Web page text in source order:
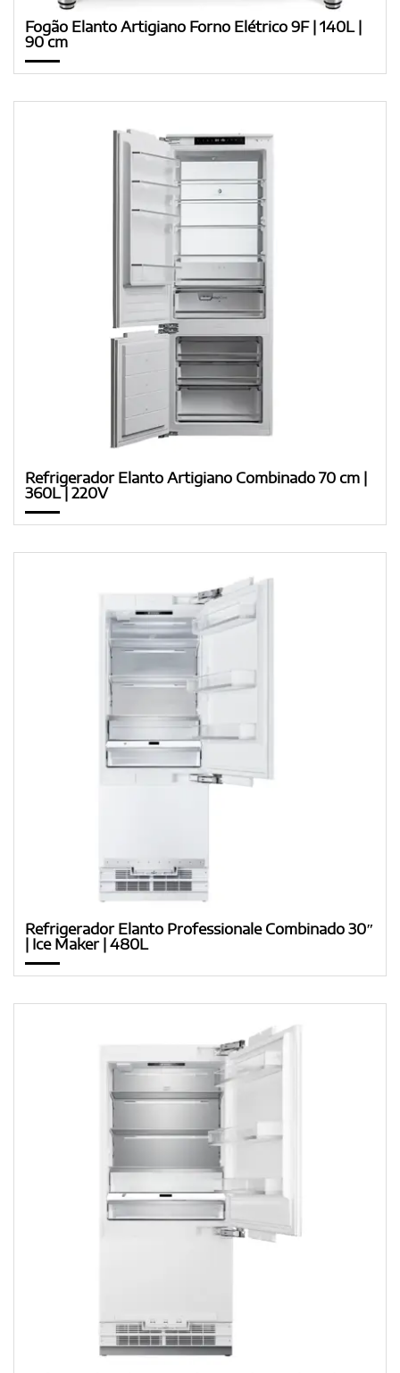
Fogão Elanto Artigiano Forno Elétrico 9F | 140L |
90 cm
Refrigerador Elanto Artigiano Combinado 70 cm |
360L | 220V
Refrigerador Elanto Professionale Combinado 30″
| Ice Maker | 480L